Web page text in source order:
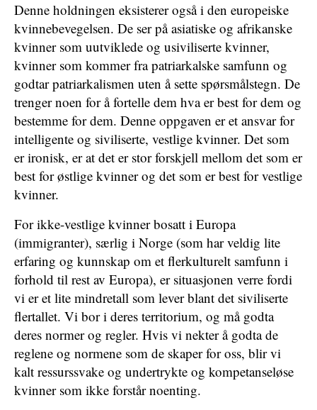
Denne holdningen eksisterer også i den europeiske
kvinnebevegelsen. De ser på asiatiske og afrikanske
kvinner som uutviklede og usiviliserte kvinner,
kvinner som kommer fra patriarkalske samfunn og
godtar patriarkalismen uten å sette spørsmålstegn. De
trenger noen for å fortelle dem hva er best for dem og
bestemme for dem. Denne oppgaven er et ansvar for
intelligente og siviliserte, vestlige kvinner. Det som
er ironisk, er at det er stor forskjell mellom det som er
best for østlige kvinner og det som er best for vestlige
kvinner.
For ikke-vestlige kvinner bosatt i Europa
(immigranter), særlig i Norge (som har veldig lite
erfaring og kunnskap om et flerkulturelt samfunn i
forhold til rest av Europa), er situasjonen verre fordi
vi er et lite mindretall som lever blant det siviliserte
flertallet. Vi bor i deres territorium, og må godta
deres normer og regler. Hvis vi nekter å godta de
reglene og normene som de skaper for oss, blir vi
kalt ressurssvake og undertrykte og kompetanseløse
kvinner som ikke forstår noenting.